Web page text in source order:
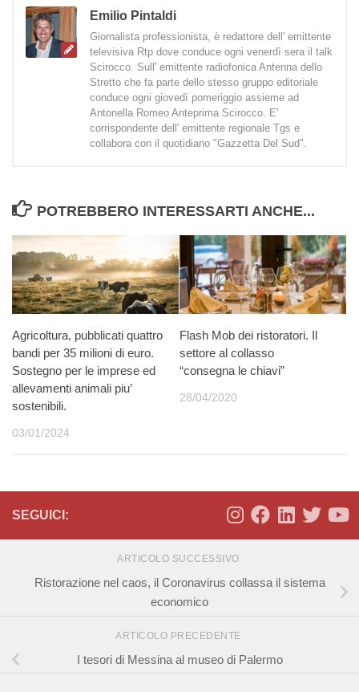
Emilio Pintaldi
Giornalista professionista, è redattore dell' emittente
televisiva Rtp dove conduce ogni venerdì sera il talk
Scirocco. Sull' emittente radiofonica Antenna dello
Stretto che fa parte dello stesso gruppo editoriale
conduce ogni giovedì pomeriggio assieme ad
Antonella Romeo Anteprima Scirocco. E'
corrispondente dell' emittente regionale Tgs e
collabora con il quotidiano "Gazzetta Del Sud".
POTREBBERO INTERESSARTI ANCHE...
Agricoltura, pubblicati quattro
bandi per 35 milioni di euro.
Sostegno per le imprese ed
allevamenti animali piu’
sostenibili.
03/01/2024
Flash Mob dei ristoratori. Il
settore al collasso
“consegna le chiavi”
28/04/2020
SEGUICI:
ARTICOLO SUCCESSIVO
Ristorazione nel caos, il Coronavirus collassa il sistema
economico
ARTICOLO PRECEDENTE
I tesori di Messina al museo di Palermo